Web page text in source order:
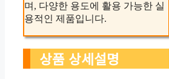
며, 다양한 용도에 활용 가능한 실
용적인 제품입니다.
상품 상세설명